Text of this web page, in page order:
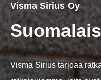
Visma Sirius Oy
Visma Sirius tarjoaa